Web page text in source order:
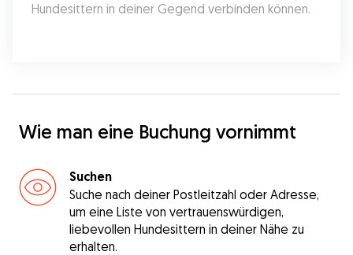
Hundesittern in deiner Gegend verbinden können.
Wie man eine Buchung vornimmt
Suchen
Suche nach deiner Postleitzahl oder Adresse,
um eine Liste von vertrauenswürdigen,
liebevollen Hundesittern in deiner Nähe zu
erhalten.